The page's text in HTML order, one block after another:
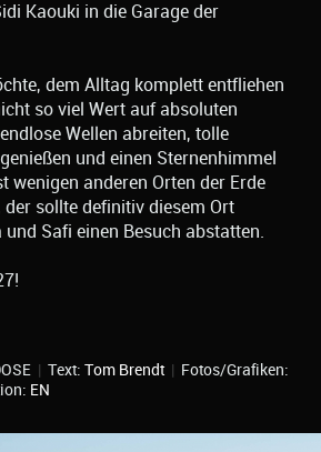
Kaouki in die Garage der
dem Alltag komplett entfliehen
so viel Wert auf absoluten
Wellen abreiten, tolle
und einen Sternenhimmel
wenigen anderen Orten der Erde
sollte definitiv diesem Ort
Safi einen Besuch abstatten.
| Text: Tom Brendt | Fotos/Grafiken:
EN